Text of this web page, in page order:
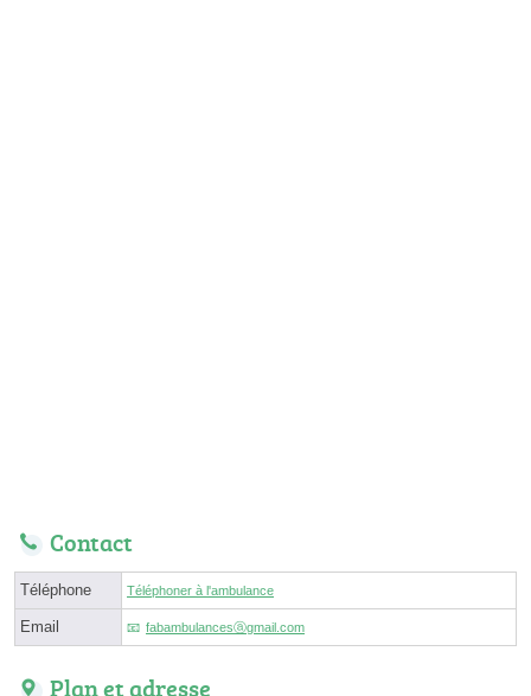
Contact
Téléphone Téléphoner à l'ambulance
Email fabambulancesⓐgmail.com
Plan et adresse